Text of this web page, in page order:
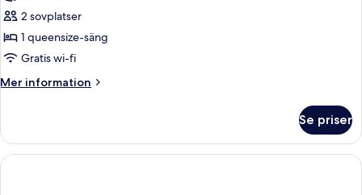
2 sovplatser
1 queensize-säng
Gratis wi-fi
Mer information
Mer
-
balkong
-
Se priser